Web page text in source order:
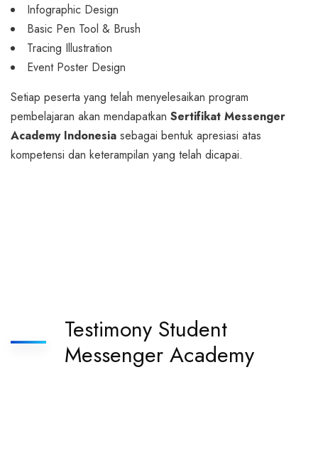
Infographic Design
Basic Pen Tool & Brush
Tracing Illustration
Event Poster Design
Setiap peserta yang telah menyelesaikan program
pembelajaran akan mendapatkan Sertifikat Messenger
Academy Indonesia sebagai bentuk apresiasi atas
kompetensi dan keterampilan yang telah dicapai.
Testimony Student
Messenger Academy